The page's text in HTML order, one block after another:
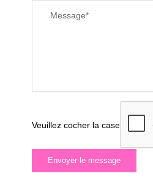
Message*
Veuillez cocher la case
Envoyer le message